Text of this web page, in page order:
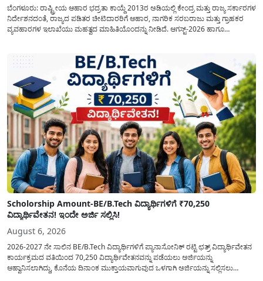
ಬೆಂಗಳೂರು: ರಾಷ್ಟ್ರೀಯ ಆಹಾರ ಭದ್ರತಾ ಕಾಯ್ದೆ 2013ರ ಅಡಿಯಲ್ಲಿ ಕೇಂದ್ರ ಮತ್ತು ರಾಜ್ಯ ಸರ್ಕಾರಗಳ
ನಿರ್ದೇಶನದಂತೆ, ರಾಜ್ಯದ ಪಡಿತರ ಚೀಟಿದಾರರಿಗೆ ಆಹಾರ, ನಾಗರಿಕ ಸರಬರಾಜು ಮತ್ತು ಗ್ರಾಹಕರ
ವ್ಯವಹಾರಗಳ ಇಲಾಖೆಯು ಮಹತ್ವದ ಮಾಹಿತಿಯೊಂದನ್ನು ನೀಡಿದೆ. ಆಗಸ್ಟ್-2026 ಹಾಗೂ
Scholorship Amount-BE/B.Tech ವಿದ್ಯಾರ್ಥಿಗಳಿಗೆ ₹70,250
ವಿದ್ಯಾರ್ಥಿವೇತನ! ಇಂದೇ ಅರ್ಜಿ ಸಲ್ಲಿಸಿ!
August 6, 2026
2026-2027 ನೇ ಸಾಲಿನ BE/B.Tech ವಿದ್ಯಾರ್ಥಿಗಳಿಗೆ ಪ್ಯಾನಾಸೋನಿಕ್ ರಟ್ಟಿ ಛತ್ರ್ ವಿದ್ಯಾರ್ಥಿವೇತನ
ಕಾರ್ಯಕ್ರಮದ ವತಿಯಿಂದ 70,250 ವಿದ್ಯಾರ್ಥಿವೇತನವನ್ನು ಪಡೆಯಲು ಅರ್ಜಿಯನ್ನು
ಆಹ್ವಾನಿಸಲಾಗಿದ್ದು, ಕೊನೆಯ ದಿನಾಂಕ ಮುಕ್ತಾಯವಾಗುವುದ ಒಳಗಾಗಿ ಅರ್ಜಿಯನ್ನು ಸಲ್ಲಿಸಲು